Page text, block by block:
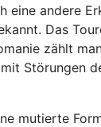
eine andere
Das
zählt
Störungen
mutierte